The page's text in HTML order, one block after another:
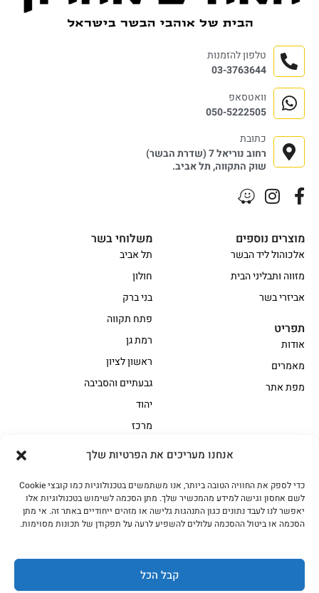
אנחנו מעריכים את הפרטיות שלך
כדי לספק את החוויה הטובה ביותר, אנו משתמשים בטכנולוגיות כמו קובצי Cookie
לשם אחסון וגישה למידע מהמכשיר שלך. מתן הסכמה לשימוש בטכנולוגיות אלו
יאפשר לנו לעבד נתונים כגון התנהגות גלישה או מזהים ייחודיים באתר זה. אי מתן
הסכמה או ביטול ההסכמה עלולים להשפיע לרעה על תפקודן של תכונות מסוימות.
קבל הכל
אווז
בשר בקר משובח
בשר בקר עגלה משובח
בשר למעשנת
הודו
חלקים אחוריים
מיוחדי מסורת1
משלוחי בשר
תל אביב
חולון
בני ברק
פתח תקווה
רמת גן
ראשון לציון
גבעתיים והסביבה
יהוד
מרכז
מוצרים נוספים
אלכוהול ליד הבשר
מזווה ותבליני הבית
אביזרי בשר
תפריט
אודות
מאמרים
מפת אתר
טלפון להזמנות
03-3763644
וואטסאפ
050-5222505
כתובת
רחוב נוריאל 7 (שדרת הבשר)
שוק התקווה, תל אביב.